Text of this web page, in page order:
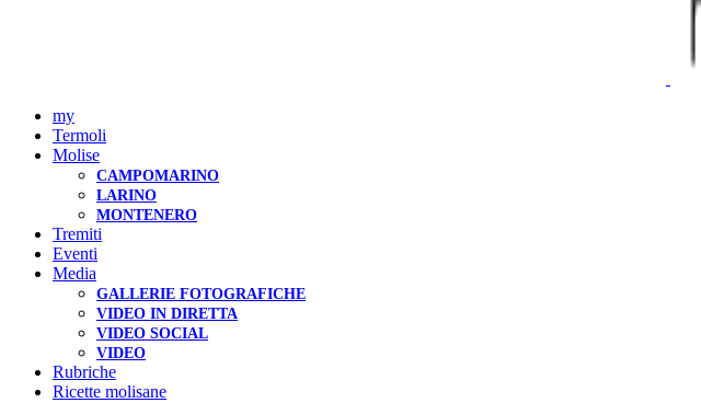
my
Termoli
Molise
CAMPOMARINO
LARINO
MONTENERO
Tremiti
Eventi
Media
GALLERIE FOTOGRAFICHE
VIDEO IN DIRETTA
VIDEO SOCIAL
VIDEO
Rubriche
Ricette molisane